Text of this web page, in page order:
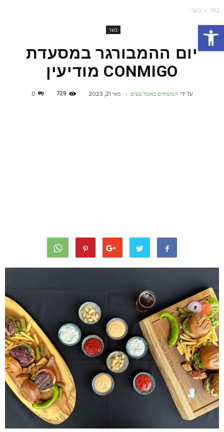
פתח סרגל נגישות
בית בשר
בשר
יום ההמבורגר במסעדת
CONMIGO מודיעין
על ידי המומחים באוכל טעים - מאי 21, 2023 729
0